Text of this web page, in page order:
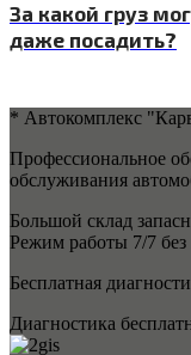
За какой груз
даже посадить?
* Автокомплекс
Профессиональное
обслуживания
Большой склад
Режим работы 7/7
Бесплатная
Диагностика